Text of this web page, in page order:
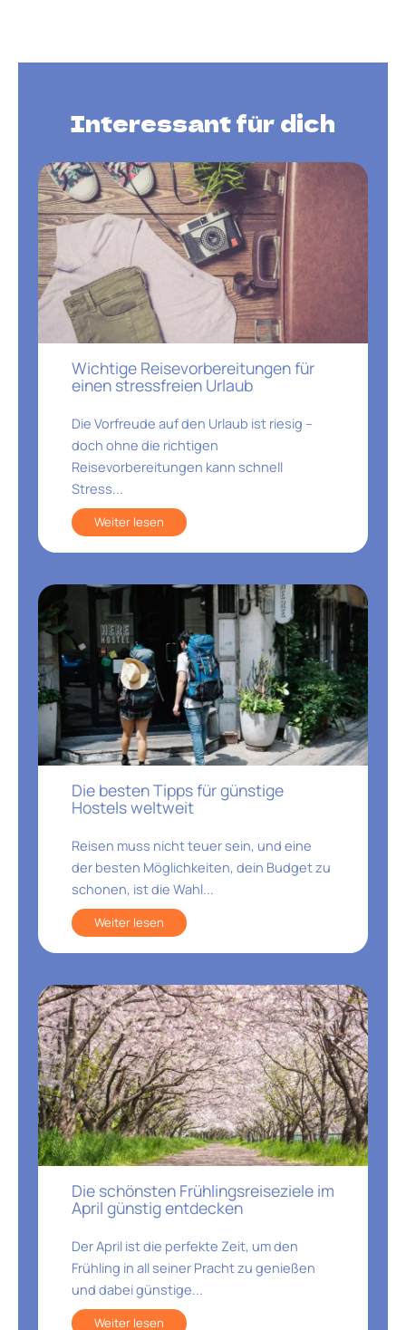
Interessant für dich
Wichtige Reisevorbereitungen für
einen stressfreien Urlaub
Die Vorfreude auf den Urlaub ist riesig –
doch ohne die richtigen
Reisevorbereitungen kann schnell
Stress...
Weiter lesen
Die besten Tipps für günstige
Hostels weltweit
Reisen muss nicht teuer sein, und eine
der besten Möglichkeiten, dein Budget zu
schonen, ist die Wahl...
Weiter lesen
Die schönsten Frühlingsreiseziele im
April günstig entdecken
Der April ist die perfekte Zeit, um den
Frühling in all seiner Pracht zu genießen
und dabei günstige...
Weiter lesen